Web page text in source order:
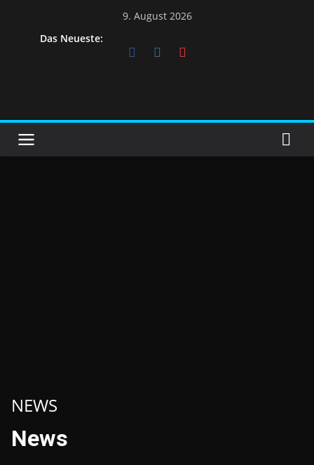
9. August 2026
Das Neueste:
NEWS
News